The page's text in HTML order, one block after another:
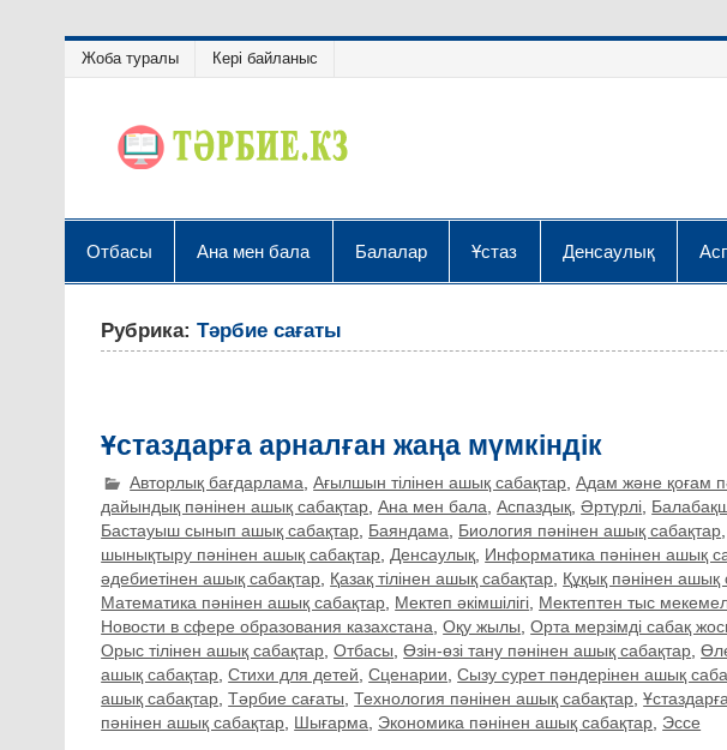
Жоба туралы Кері байланыс
Отбасы Ана мен бала Балалар Ұстаз Денсаулық
Рубрика:Тәрбие сағаты
Ұстаздарға арналған жаңа мүмкіндік
Авторлық бағдарлама ,Ағылшын тілінен ашық сабақтар ,Адам және қоғам
дайындық пәнінен ашық сабақтар,Ана мен бала,Аспаздық,Әртүрлі,
Бастауыш сынып ашық сабақтар, Баяндама, Биология пәнінен ашық сабақтар,
шынықтыру пәнінен ашық сабақтар,Денсаулық, Информатика пәнінен ашық
әдебиетінен ашық сабақтар, Қазақ тілінен ашық сабақтар, Құқық пәнінен ашық
Математика пәнінен ашық сабақтар, Мектеп әкімшілігі, Мектептен тыс
Новости в сфере образования казахстана,Оқу жылы,Орта мерзімді сабақ
Орыс тілінен ашық сабақтар,Отбасы,Өзін-өзі тану пәнінен ашық сабақтар,
ашық сабақтар,Стихи для детей,Сценарии,Сызу сурет пәндерінен ашық
ашық сабақтар,Тәрбие сағаты,Технология пәнінен ашық сабақтар,
пәнінен ашық сабақтар, Шығарма, Экономика пәнінен ашық сабақтар, Эссе